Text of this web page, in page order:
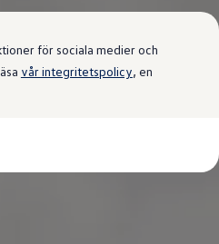
för sociala medier och
vår integritetspolicy, en